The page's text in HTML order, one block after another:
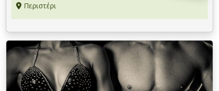
Περιστέρι